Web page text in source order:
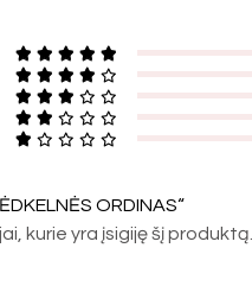
ORDINAS“
kurie yra įsigiję šį produktą.